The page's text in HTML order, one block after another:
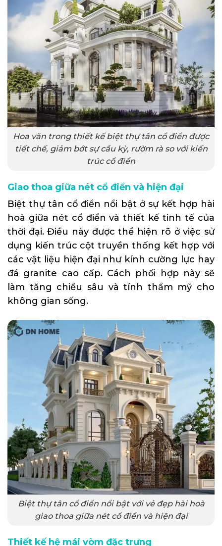
Hoa văn trong thiết kế biệt thự tân cổ điển được
tiết chế, giảm bớt sự cầu kỳ, rườm rà so với kiến
trúc cổ điển
Giao thoa giữa nét cổ điển và hiện đại
Biệt thự tân cổ điển nổi bật ở sự kết hợp hài
hoà giữa nét cổ điển và thiết kế tinh tế của
thời đại. Điều này được thể hiện rõ ở việc sử
dụng kiến trúc cột truyền thống kết hợp với
các vật liệu hiện đại như kính cường lực hay
đá granite cao cấp. Cách phối hợp này sẽ
làm tăng chiều sâu và tính thẩm mỹ cho
không gian sống.
Biệt thự tân cổ điển nổi bật với vẻ đẹp hài hoà
giao thoa giữa nét cổ điển và hiện đại
Thiết kế hệ mái vòm đặc trưng